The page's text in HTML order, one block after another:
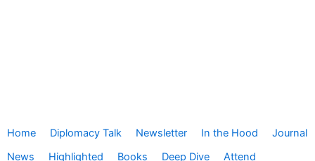
Home Diplomacy Talk Newsletter In the Hood
Journal
News
Highlighted Books Deep Dive
Attend